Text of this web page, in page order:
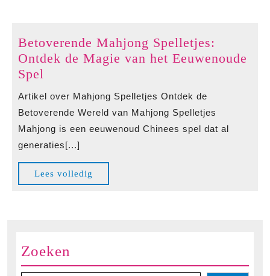
Spelenderwijs
Leren
Betoverende Mahjong Spelletjes:
Ontdek de Magie van het Eeuwenoude
Spel
Mahjong
Spelletjes:
Ontdek
de
Magie
van
het
Artikel over Mahjong Spelletjes Ontdek de
Betoverende Wereld van Mahjong Spelletjes
Mahjong is een eeuwenoud Chinees spel dat al
generaties[...]
Lees volledig
volledig
Zoeken